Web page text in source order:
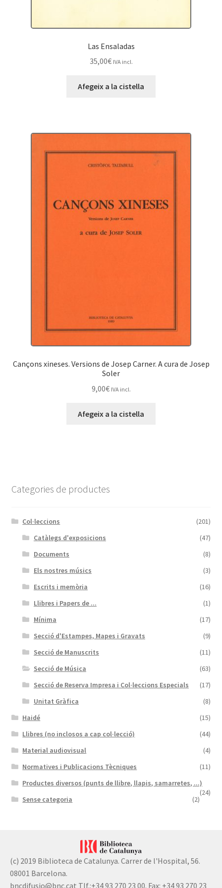
Las Ensaladas
35,00€ IVA incl.
Afegeix a la cistella
Cançons xineses. Versions de Josep Carner. A cura de Josep
Soler
9,00€ IVA incl.
Afegeix a la cistella
Categories de productes
Col·leccions
(201)
Catàlegs d'exposicions
(47)
Documents
(8)
Els nostres músics
(3)
Escrits i memòria
(16)
Llibres i Papers de ...
(1)
Mínima
(17)
Secció d'Estampes, Mapes i Gravats
(9)
Secció de Manuscrits
(11)
Secció de Música
(63)
Secció de Reserva Impresa i Col·leccions Especials
(17)
Unitat Gràfica
(8)
Haidé
(15)
Llibres (no inclosos a cap col·lecció)
(44)
Material audiovisual
(4)
Normatives i Publicacions Tècniques
(11)
Productes diversos (punts de llibre, llapis, samarretes, ...)
(24)
Sense categoria (2)
(c) 2019 Biblioteca de Catalunya. Carrer de l'Hospital, 56.
08001 Barcelona.
bncdifusio@bnc.cat Tlf.:+34 93 270 23 00. Fax: +34 93 270 23